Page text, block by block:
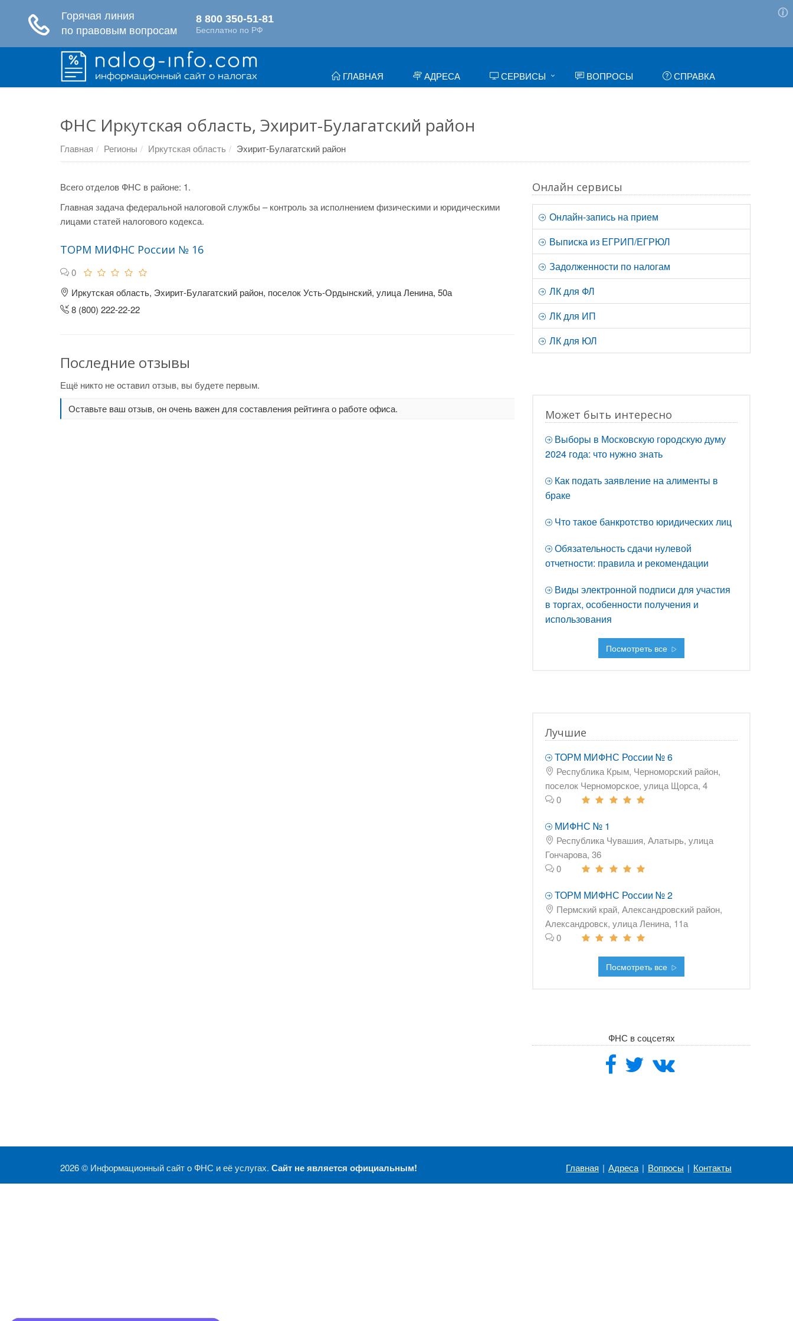
ГЛАВНАЯ АДРЕСА СЕРВИСЫ ВОПРОСЫ СПРАВКА
ФНС Иркутская область, Эхирит-Булагатский район
Главная Регионы Иркутская область Эхирит-Булагатский район
Всего отделов ФНС в районе: 1.
Главная задача федеральной налоговой службы – контроль за исполнением физическими и юридическими
лицами статей налогового кодекса.
ТОРМ МИФНС России № 16
0
Иркутская область, Эхирит-Булагатский район, поселок Усть-Ордынский, улица Ленина, 50а
8 (800) 222-22-22
Последние отзывы
Ещё никто не оставил отзыв, вы будете первым.
Оставьте ваш отзыв, он очень важен для составления рейтинга о работе офиса.
Онлайн сервисы
Онлайн-запись на прием
Выписка из ЕГРИП/ЕГРЮЛ
Задолженности по налогам
ЛК для ФЛ
ЛК для ИП
ЛК для ЮЛ
Может быть интересно
Выборы в Московскую городскую думу
2024 года: что нужно знать
Как подать заявление на алименты в
браке
Что такое банкротство юридических лиц
Обязательность сдачи нулевой
отчетности: правила и рекомендации
Виды электронной подписи для участия
в торгах, особенности получения и
использования
Посмотреть все
Лучшие
ТОРМ МИФНС России № 6
Республика Крым, Черноморский район,
поселок Черноморское, улица Щорса, 4
0
МИФНС № 1
Республика Чувашия, Алатырь, улица
Гончарова, 36
0
ТОРМ МИФНС России № 2
Пермский край, Александровский район,
Александровск, улица Ленина, 11а
0
Посмотреть все
ФНС в соцсетях
2026 © Информационный сайт о ФНС и её услугах. Сайт не является официальным! Главная | Адреса | Вопросы | Контакты